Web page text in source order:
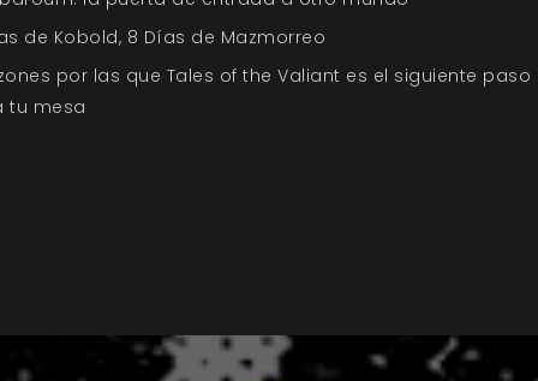
de Kobold, 8 Días de Mazmorreo
por las que Tales of the Valiant es el siguiente paso
tu mesa